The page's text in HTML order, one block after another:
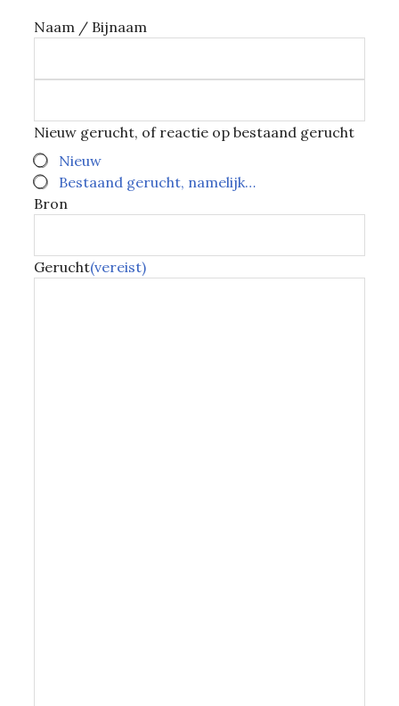
Naam / Bijnaam
Nieuw gerucht, of reactie op bestaand gerucht
Nieuw
Bestaand gerucht, namelijk…
Bron
Gerucht(vereist)